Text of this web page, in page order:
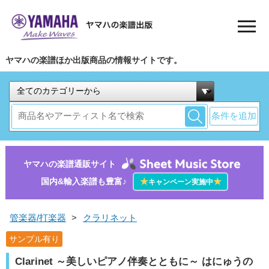
ヤマハの楽譜ほか出版商品の情報サイトです。
条件を追加
ヤマハの楽譜通販サイト
国内&輸入楽譜も豊富♪
★キャンペーン実施中★
管楽器/打楽器 > クラリネット
サンプル有り
Clarinet ～美しいピアノ伴奏とともに～ はにゅうの